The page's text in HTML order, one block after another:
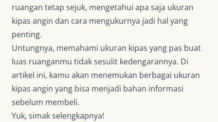
ruangan tetap sejuk, mengetahui apa saja ukuran
kipas angin dan cara mengukurnya jadi hal yang
penting.
Untungnya, memahami ukuran kipas yang pas buat
luas ruanganmu tidak sesulit kedengarannya. Di
artikel ini, kamu akan menemukan berbagai ukuran
kipas angin yang bisa menjadi bahan informasi
sebelum membeli.
Yuk, simak selengkapnya!